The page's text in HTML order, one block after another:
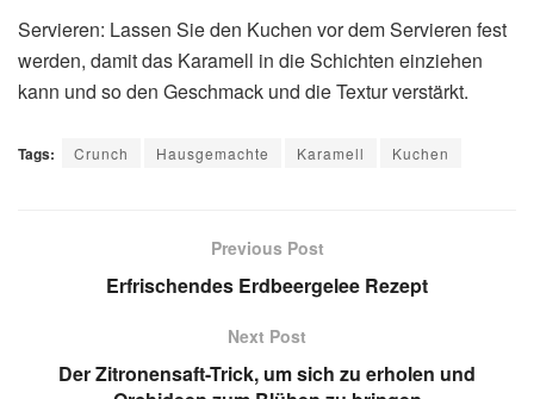
Servieren: Lassen Sie den Kuchen vor dem Servieren fest
werden, damit das Karamell in die Schichten einziehen
kann und so den Geschmack und die Textur verstärkt.
Tags: Crunch Hausgemachte Karamell Kuchen
Previous Post
Erfrischendes Erdbeergelee Rezept
Next Post
Der Zitronensaft-Trick, um sich zu erholen und